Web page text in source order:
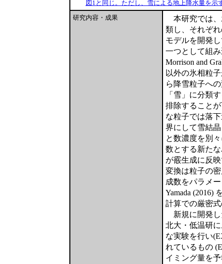
図1と同じ。ただし、雪による地上降水量を示
研究内容・成果
本研究では、
類し、それぞ
モデルを開発
一つとして組
Morrison and
以外の氷相粒
ら降雪粒子へ
「雪」に分類
排除すること
な粒子では落
界にして雪結
と数濃度を別
数とする新た
が霰生成に反
変換は粒子の
成数をパラメ
Yamada (2016)
計算での厳密
新規に開発し
北大・低温研
な実験を行い
れているもの
イミング量を